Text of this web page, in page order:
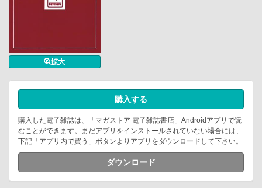
拡大
購入する
購入した電子雑誌は、「マガストア 電子雑誌書店」Androidアプリで読
むことができます。まだアプリをインストールされていない場合には、
下記「アプリ内で買う」ボタンよりアプリをダウンロードして下さい。
ダウンロード